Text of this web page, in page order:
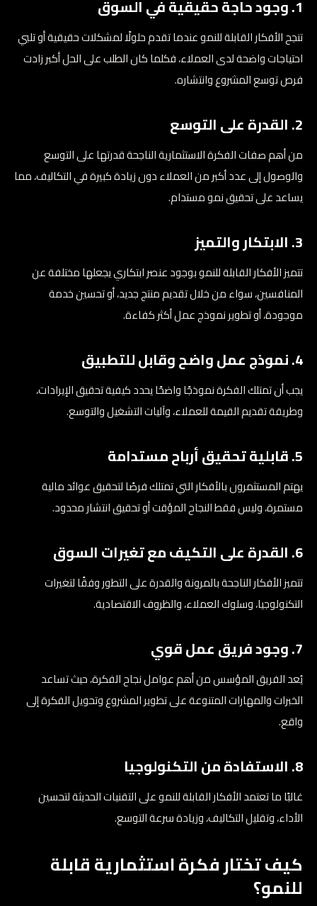
1. وجود حاجة حقيقية في السوق
تنجح الأفكار القابلة للنمو عندما تقدم حلولًا لمشكلات حقيقية أو تلبي
احتياجات واضحة لدى العملاء، فكلما كان الطلب على الحل أكبر زادت
فرص توسع المشروع وانتشاره.
2. القدرة على التوسع
من أهم صفات الفكرة الاستثمارية الناجحة قدرتها على التوسع
والوصول إلى عدد أكبر من العملاء دون زيادة كبيرة في التكاليف، مما
يساعد على تحقيق نمو مستدام.
3. الابتكار والتميز
تتميز الأفكار القابلة للنمو بوجود عنصر ابتكاري يجعلها مختلفة عن
المنافسين، سواء من خلال تقديم منتج جديد، أو تحسين خدمة
موجودة، أو تطوير نموذج عمل أكثر كفاءة.
4. نموذج عمل واضح وقابل للتطبيق
يجب أن تمتلك الفكرة نموذجًا واضحًا يحدد كيفية تحقيق الإيرادات،
وطريقة تقديم القيمة للعملاء، وآليات التشغيل والتوسع.
5. قابلية تحقيق أرباح مستدامة
يهتم المستثمرون بالأفكار التي تمتلك فرصًا لتحقيق عوائد مالية
مستمرة، وليس فقط النجاح المؤقت أو تحقيق انتشار محدود.
6. القدرة على التكيف مع تغيرات السوق
تتميز الأفكار الناجحة بالمرونة والقدرة على التطور وفقًا لتغيرات
التكنولوجيا، وسلوك العملاء، والظروف الاقتصادية.
7. وجود فريق عمل قوي
يُعد الفريق المؤسس من أهم عوامل نجاح الفكرة، حيث تساعد
الخبرات والمهارات المتنوعة على تطوير المشروع وتحويل الفكرة إلى
واقع.
8. الاستفادة من التكنولوجيا
غالبًا ما تعتمد الأفكار القابلة للنمو على التقنيات الحديثة لتحسين
الأداء، وتقليل التكاليف، وزيادة سرعة التوسع.
كيف تختار فكرة استثمارية قابلة
للنمو؟